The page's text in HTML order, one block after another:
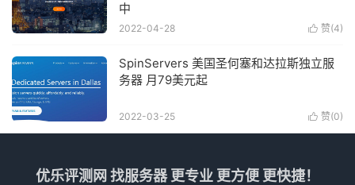
中
 赞(4)
2022-04-28
SpinServers 美国圣何塞和达拉斯独立服
务器 月79美元起
 赞(0)
2022-03-25
优乐评测网 找服务器 更专业 更方便 更快捷！